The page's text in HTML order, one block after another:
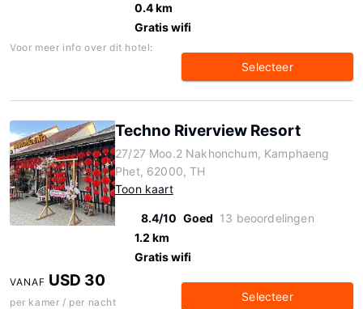
0.4 km
Gratis wifi
Voor meer info over dit hotel:
Selecteer
Techno Riverview Resort
27/27 Moo.2 Nakhonchum, Kamphaeng
Phet, 62000, TH
Toon kaart
8.4/10 Goed 13 beoordelingen
1.2 km
Gratis wifi
VANAF USD 30
per kamer / per nacht Selecteer